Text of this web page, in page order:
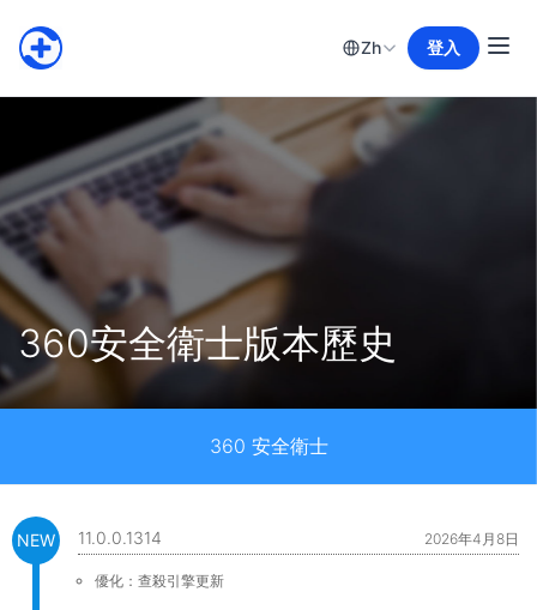
Zh 登入
360安全衛士版本歷史
360 安全衛士
11.0.0.1314 2026年4月8日
優化：查殺引擎更新